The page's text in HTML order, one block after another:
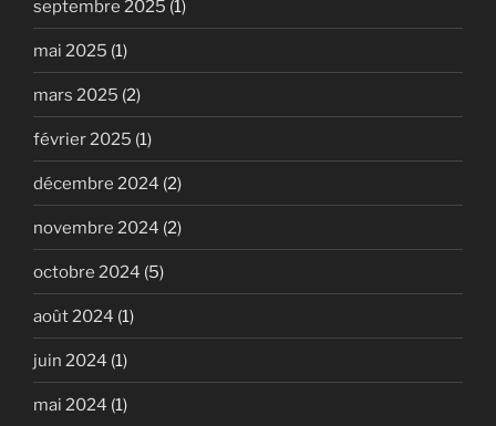
septembre 2025 (1)
mai 2025 (1)
mars 2025 (2)
février 2025 (1)
décembre 2024 (2)
novembre 2024 (2)
octobre 2024 (5)
août 2024 (1)
juin 2024 (1)
mai 2024 (1)